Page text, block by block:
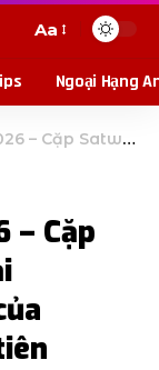
Aa
Ngoại Hạng
Maulana của Indonesia ở vòng đầu tiên
– Cặp